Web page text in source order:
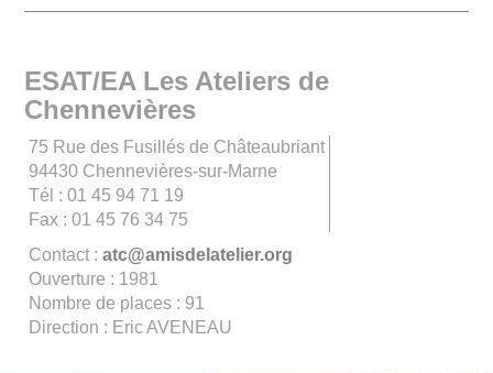
ESAT/EA Les Ateliers de
Chennevières
75 Rue des Fusillés de Châteaubriant
94430 Chennevières-sur-Marne
Tél : 01 45 94 71 19
Fax : 01 45 76 34 75
Contact :atc@amisdelatelier.org
Ouverture : 1981
Nombre de places : 91
Direction : Eric AVENEAU